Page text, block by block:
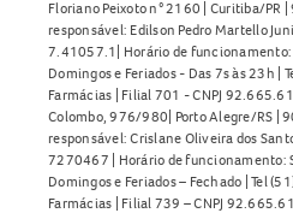
Floriano Peixoto n° 2160 | Curitiba/PR
responsável: Edilson Pedro Martello
7.41057.1| Horário de funcionamento:
Domingos e Feriados - Das 7s às 23h |
Farmácias | Filial 701 - CNPJ
Colombo, 976/980| Porto Alegre/RS |
responsável: Crislane Oliveira dos
7270467 | Horário de funcionamento:
Domingos e Feriados – Fechado | Tel
Farmácias | Filial 739 – CNPJ